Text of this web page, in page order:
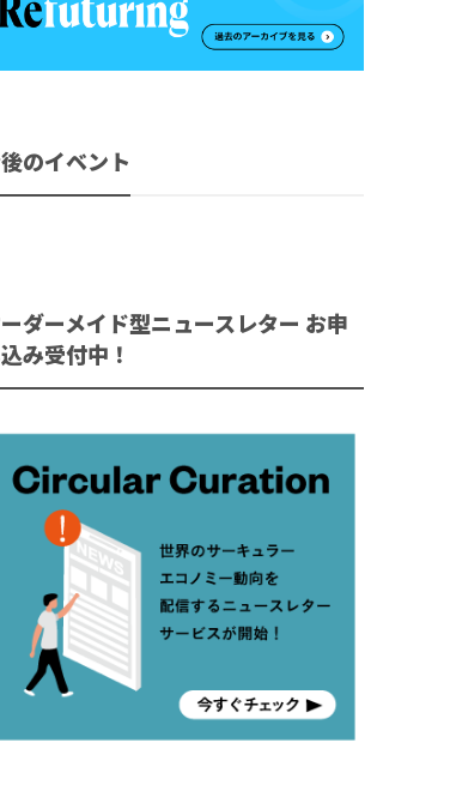
のイベント
ダーメイド型ニュースレター お申
み受付中！